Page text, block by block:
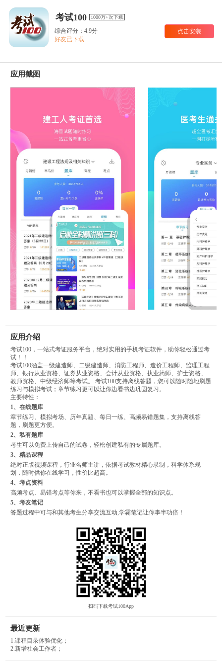
考试100 1000万+次下载
综合评分：4.9分
好友已下载
点击安装
应用截图
应用介绍
考试100，一站式考证服务平台，绝对实用的手机考证软件，助你轻松通过考
试！！
考试100涵盖一级建造师、二级建造师、消防工程师、造价工程师、监理工程
师、银行从业资格、证券从业资格、会计从业资格、执业药师、护士资格、
教师资格、中级经济师等考试。 考试100支持离线答题，您可以随时随地刷题
练习与模拟考试；章节练习更可以让你边看书边巩固复习。
主要特性：
1、在线题库
章节练习、模拟考场、历年真题、每日一练、高频易错题集，支持离线答
题，刷题更方便。
2、私有题库
考生可以免费上传自己的试卷，轻松创建私有的专属题库。
3、精品课程
绝对正版视频课程，行业名师主讲，依据考试教材精心录制，科学体系规
划，随时供你在线学习，性价比超高。
4、考点资料
高频考点、易错考点等你来，不看书也可以掌握全部的知识点。
5、考友笔记
答题过程中可与和其他考生分享交流互动,学霸笔记让你事半功倍！
扫码下载考试100App
最近更新
1.课程目录体验优化；
2.新增社会工作者；